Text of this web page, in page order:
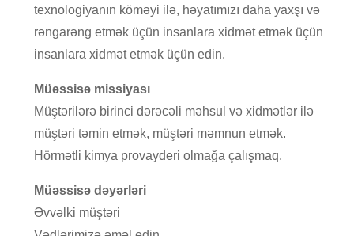
texnologiyanın köməyi ilə, həyatımızı daha yaxşı və
rəngarəng etmək üçün insanlara xidmət etmək üçün
insanlara xidmət etmək üçün edin.
Müəssisə missiyası
Müştərilərə birinci dərəcəli məhsul və xidmətlər ilə
müştəri təmin etmək, müştəri məmnun etmək.
Hörmətli kimya provayderi olmağa çalışmaq.
Müəssisə dəyərləri
Əvvəlki müştəri